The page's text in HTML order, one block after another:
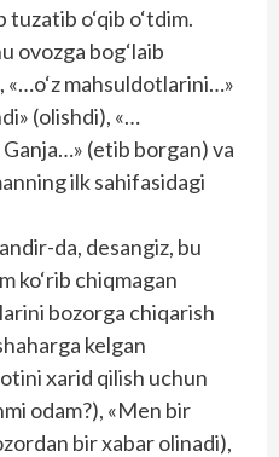
tuzatib o‘qib o‘tdim.
ovozga bog‘laib
«…o‘z mahsuldotlarini…»
(olishdi), «…
(etib borgan) va
ilk sahifasidagi
da, desangiz, bu
ko‘rib chiqmagan
bozorga chiqarish
kelgan
xarid qilish uchun
odam?), «Men bir
bir xabar olinadi),